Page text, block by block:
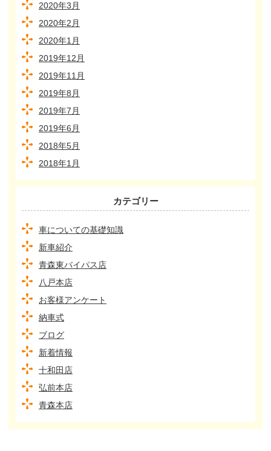
2020年3月
2020年2月
2020年1月
2019年12月
2019年11月
2019年8月
2019年7月
2019年6月
2018年5月
2018年1月
カテゴリー
車についての基礎知識
新車紹介
青森東バイパス店
八戸本店
お客様アンケート
納車式
ブログ
新着情報
十和田店
弘前本店
青森本店